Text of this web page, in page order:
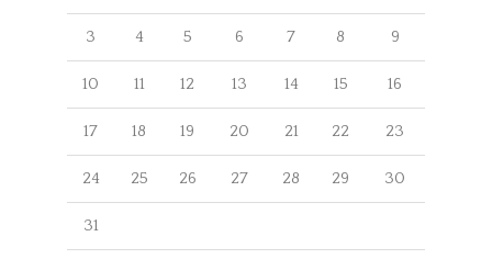
3 4 5 6 7 8 9
10 11 12 13 14 15 16
17 18 19 20 21 22 23
24 25 26 27 28 29 30
31